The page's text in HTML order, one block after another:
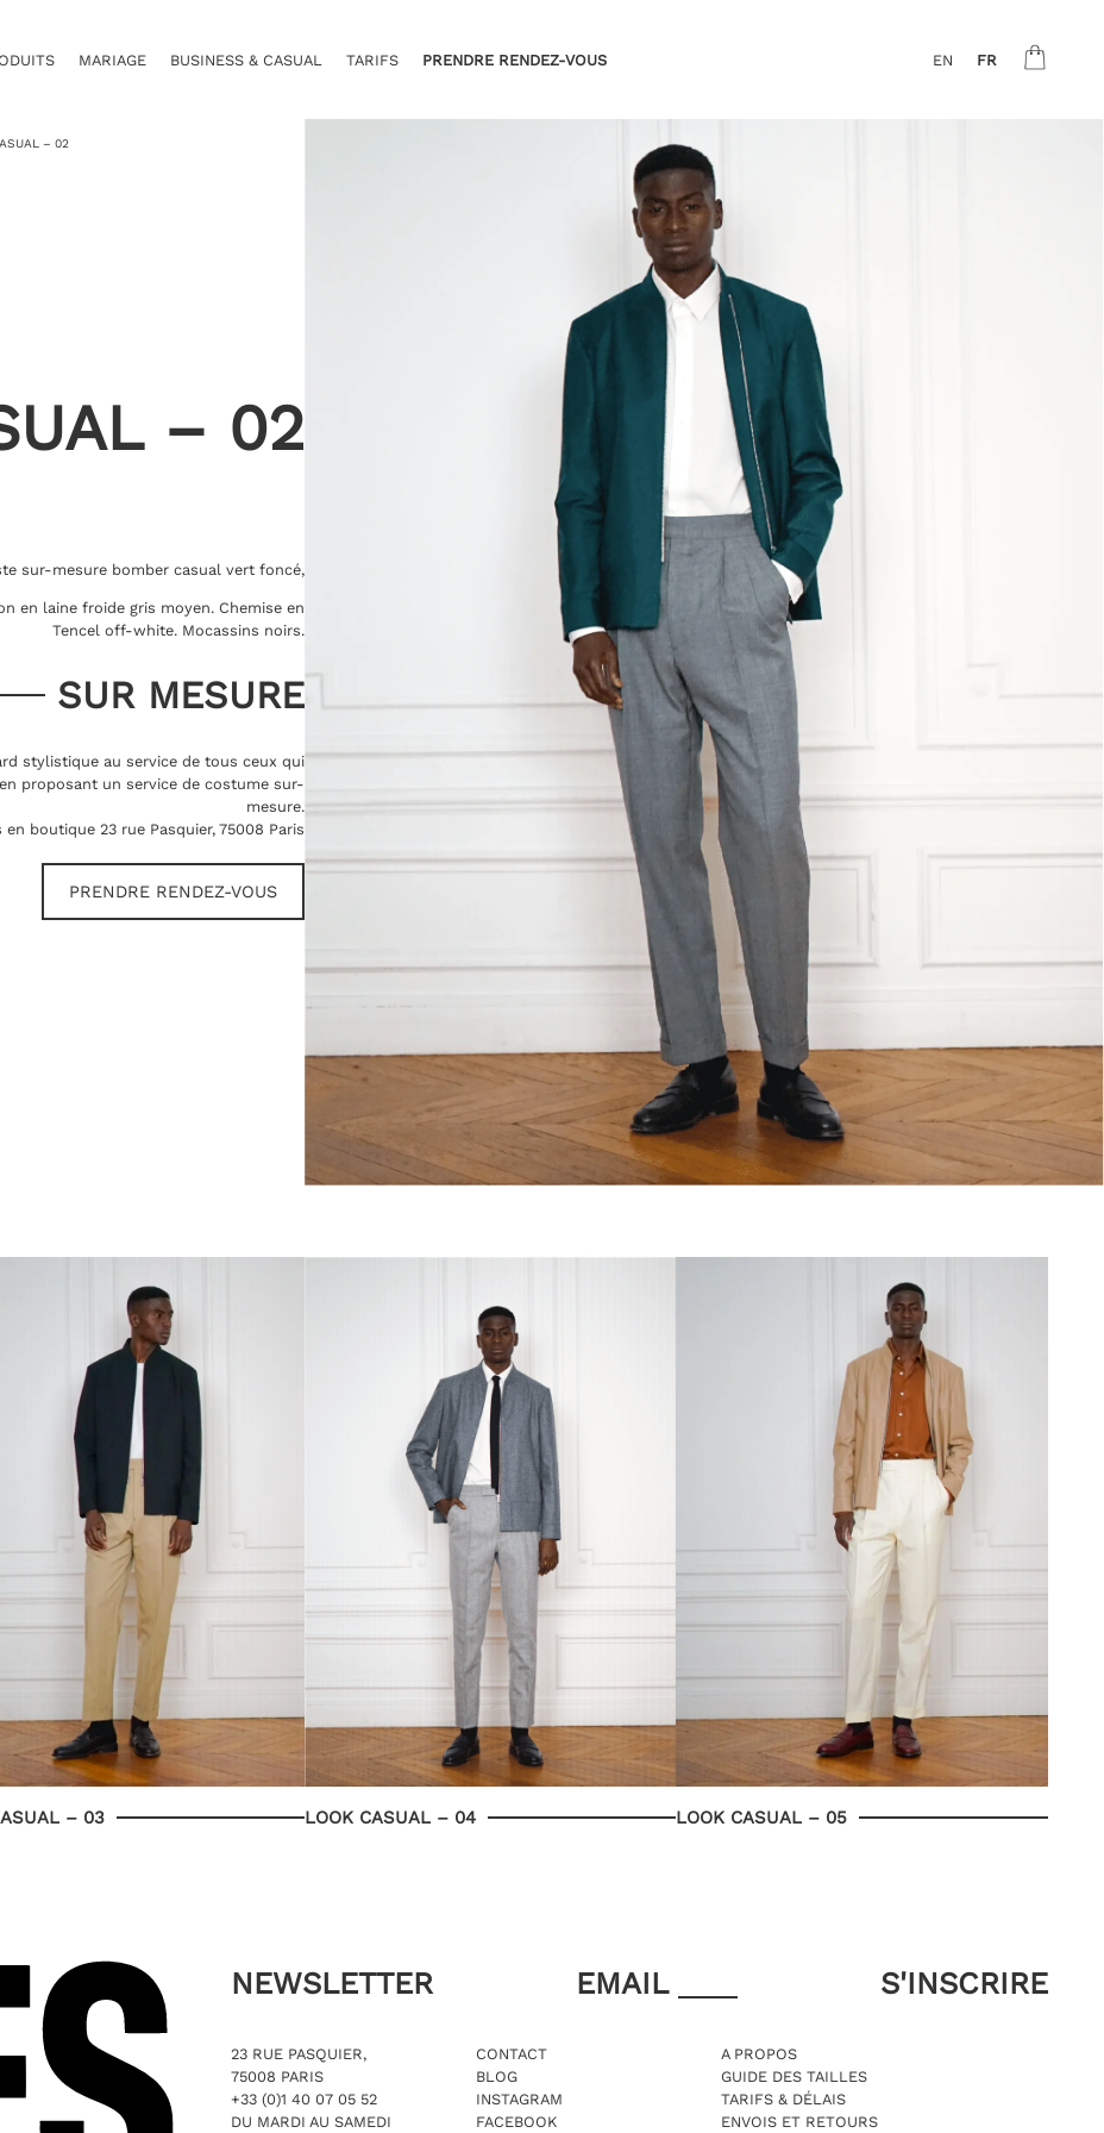
MARIAGE BUSINESS & CASUAL TARIFS PRENDRE RENDEZ-VOUS EN FR
– 02
– 02
sur-mesure bomber casual vert foncé,
en laine froide gris moyen. Chemise en
Tencel off-white. Mocassins noirs.
SUR MESURE
stylistique au service de tous ceux qui
proposant un service de costume sur-
mesure.
boutique 23 rue Pasquier, 75008 Paris
PRENDRE RENDEZ-VOUS
– 03 LOOK CASUAL – 04 LOOK CASUAL – 05
NEWSLETTER EMAIL
23 RUE PASQUIER,
75008 PARIS
+33 (0)1 40 07 05 52
DU MARDI AU SAMEDI
CONTACT
BLOG
INSTAGRAM
FACEBOOK
A PROPOS
GUIDE DES TAILLES
TARIFS & DÉLAIS
ENVOIS ET RETOURS